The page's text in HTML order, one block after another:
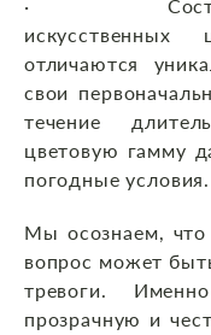
·
отличаются
свои
течение
цветовую гамму
погодные условия.
Мы осознаем,
вопрос может
тревоги.
прозрачную и